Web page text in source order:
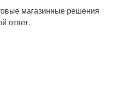
магазинные решения
ответ.